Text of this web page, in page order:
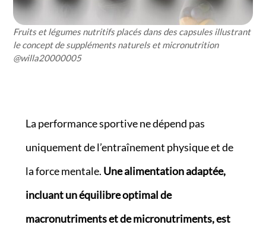
Fruits et légumes nutritifs placés dans des capsules illustrant
le concept de suppléments naturels et micronutrition
@willa20000005
La performance sportive ne dépend pas
uniquement de l’entraînement physique et de
la force mentale. Une alimentation adaptée,
incluant un équilibre optimal de
macronutriments et de micronutriments, est